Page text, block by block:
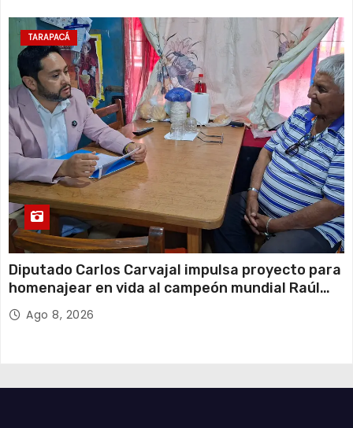
TARAPACÁ
Diputado Carlos Carvajal impulsa proyecto para
homenajear en vida al campeón mundial Raúl
Choque
Ago 8, 2026